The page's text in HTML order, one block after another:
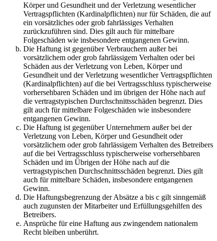
Körper und Gesundheit und der Verletzung wesentlicher
Vertragspflichten (Kardinalpflichten) nur für Schäden, die auf
ein vorsätzliches oder grob fahrlässiges Verhalten
zurückzuführen sind. Dies gilt auch für mittelbare
Folgeschäden wie insbesondere entgangenen Gewinn.
Die Haftung ist gegenüber Verbrauchern außer bei
vorsätzlichem oder grob fahrlässigem Verhalten oder bei
Schäden aus der Verletzung von Leben, Körper und
Gesundheit und der Verletzung wesentlicher Vertragspflichten
(Kardinalpflichten) auf die bei Vertragsschluss typischerweise
vorhersehbaren Schäden und im übrigen der Höhe nach auf
die vertragstypischen Durchschnittsschäden begrenzt. Dies
gilt auch für mittelbare Folgeschäden wie insbesondere
entgangenen Gewinn.
Die Haftung ist gegenüber Unternehmern außer bei der
Verletzung von Leben, Körper und Gesundheit oder
vorsätzlichem oder grob fahrlässigem Verhalten des Betreibers
auf die bei Vertragsschluss typischerweise vorhersehbaren
Schäden und im Übrigen der Höhe nach auf die
vertragstypischen Durchschnittsschäden begrenzt. Dies gilt
auch für mittelbare Schäden, insbesondere entgangenen
Gewinn.
Die Haftungsbegrenzung der Absätze a bis c gilt sinngemäß
auch zugunsten der Mitarbeiter und Erfüllungsgehilfen des
Betreibers.
Ansprüche für eine Haftung aus zwingendem nationalem
Recht bleiben unberührt.